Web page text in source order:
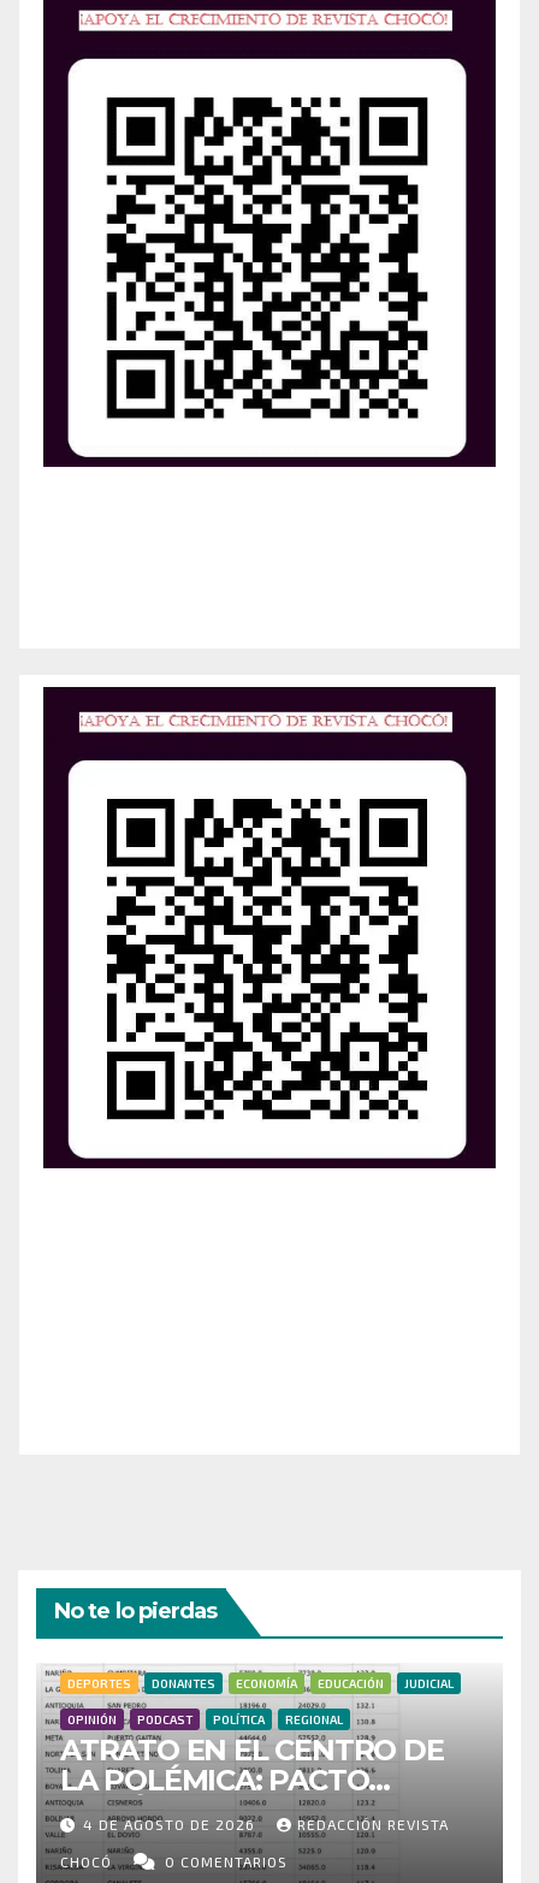
No te lo pierdas
DEPORTES DONANTES ECONOMÍA EDUCACIÓN JUDICIAL
OPINIÓN PODCAST POLÍTICA REGIONAL
ATRATO EN EL CENTRO DE
LA POLÉMICA: PACTO
HISTÓRICO CUESTIONA
CENSO ELECTORAL Y PIDE
INVESTIGAR PRESUNTO
4 DE AGOSTO DE 2026 REDACCIÓN REVISTA
CHOCÓ 0 COMENTARIOS